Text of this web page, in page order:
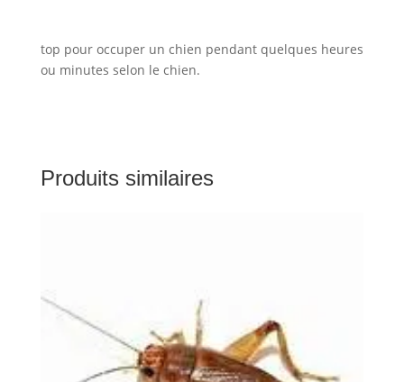
top pour occuper un chien pendant quelques heures
ou minutes selon le chien.
Produits similaires